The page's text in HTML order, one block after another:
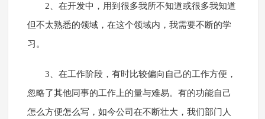
2、在开发中，用到很多我所不知道或很多我知道
但不太熟悉的领域，在这个领域内，我需要不断的学
习。
3、在工作阶段，有时比较偏向自己的工作方便，
忽略了其他同事的工作上的量与难易。有的功能自己
怎么方便怎么写，如今公司在不断壮大，我们部门人